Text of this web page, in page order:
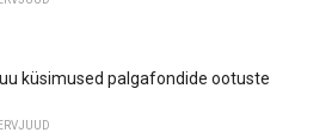
küsimused palgafondide ootuste